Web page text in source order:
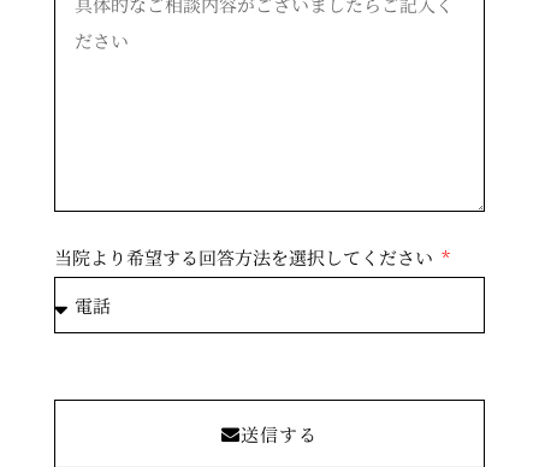
当院より希望する回答方法を選択してください
送信する